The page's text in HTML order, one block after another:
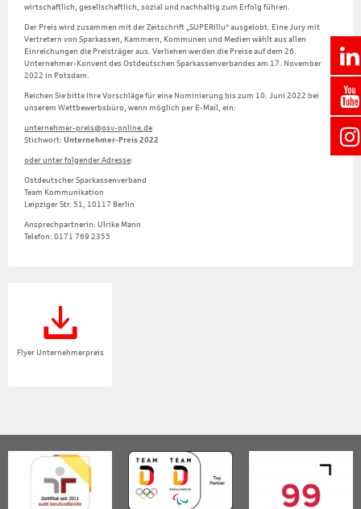
wirtschaftlich, gesellschaftlich, sozial und nachhaltig zum Erfolg führen.
Der Preis wird zusammen mit der Zeitschrift „SUPERillu“ ausgelobt. Eine Jury mit
Vertretern von Sparkassen, Kammern, Kommunen und Medien wählt aus allen
Einreichungen die Preisträger aus. Verliehen werden die Preise auf dem 26.
Unternehmer-Konvent des Ostdeutschen Sparkassenverbandes am 17. November
2022 in Potsdam.
Reichen Sie bitte Ihre Vorschläge für eine Nominierung bis zum 10. Juni 2022 bei
unserem Wettbewerbsbüro, wenn möglich per E-Mail, ein:
unternehmer-preis@osv-online.de
Stichwort: Unternehmer-Preis 2022
oder unter folgender Adresse:
Ostdeutscher Sparkassenverband
Team Kommunikation
Leipziger Str. 51, 10117 Berlin
Ansprechpartnerin: Ulrike Mann
Telefon: 0171 769 2355
Flyer Unternehmerpreis